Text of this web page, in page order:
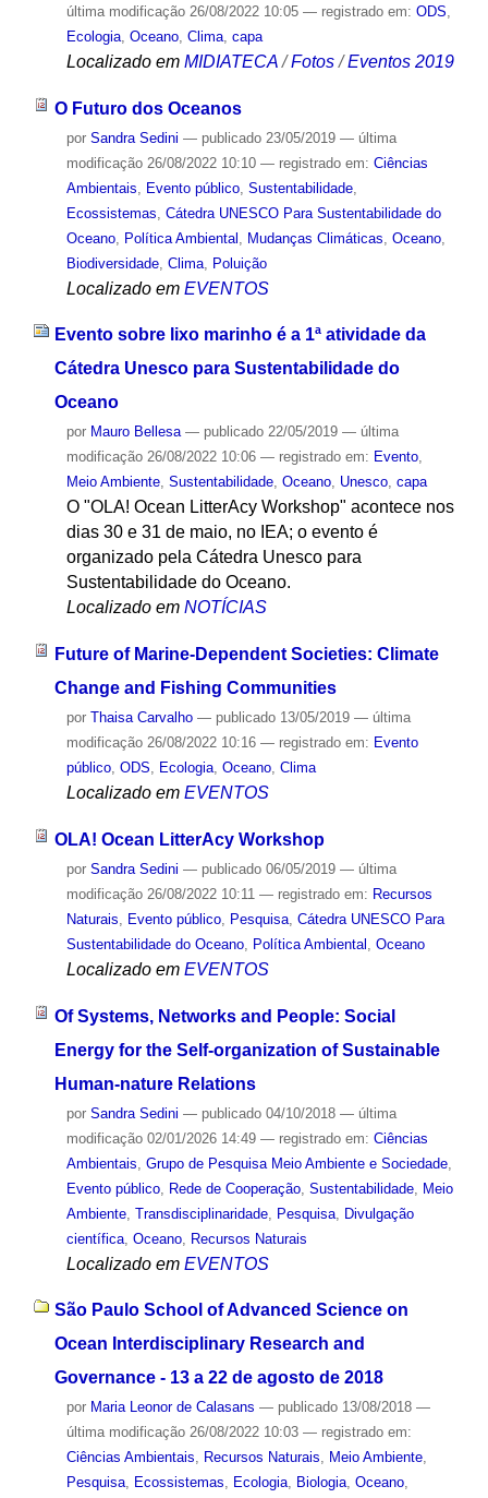
última modificação26/08/2022 10:05 — registrado em: ODS,
Ecologia, Oceano, Clima, capa
Localizado em MIDIATECA /Fotos /Eventos 2019
O Futuro dos Oceanos
por Sandra Sedini — publicado23/05/2019 — última
modificação26/08/2022 10:10 — registrado em: Ciências
Ambientais
Evento público, Sustentabilidade,
Ecossistemas Cátedra UNESCO Para Sustentabilidade do
Oceano, Política Ambiental Mudanças Climáticas Oceano,
Biodiversidade, Clima, Poluição
Localizado em EVENTOS
Evento sobre lixo marinho é a 1ª atividade da
Cátedra Unesco para Sustentabilidade do
Oceano
por Mauro Bellesa — publicado22/05/2019 — última
modificação26/08/2022 10:06 — registrado em: Evento,
Meio Ambiente, Sustentabilidade, Oceano, Unesco, capa
O "OLA! Ocean LitterAcy Workshop" acontece nos
dias 30 e 31 de maio, no IEA; o evento é
organizado pela Cátedra Unesco para
Sustentabilidade do Oceano.
Localizado em NOTÍCIAS
Future of Marine-Dependent Societies: Climate
Change and Fishing Communities
por Thaisa Carvalho — publicado13/05/2019 — última
modificação26/08/2022 10:16 — registrado em: Evento
público, ODS, Ecologia, Oceano, Clima
Localizado em EVENTOS
OLA! Ocean LitterAcy Workshop
por Sandra Sedini — publicado06/05/2019 — última
modificação26/08/2022 10:11 — registrado em: Recursos
Naturais
Evento público, Pesquisa, Cátedra UNESCO Para
Sustentabilidade do Oceano, Política Ambiental Oceano
Localizado em EVENTOS
Of Systems, Networks and People: Social
Energy for the Self-organization of Sustainable
Human-nature Relations
por Sandra Sedini — publicado04/10/2018 — última
modificação02/01/2026 14:49 — registrado em: Ciências
Ambientais Grupo de Pesquisa Meio Ambiente e Sociedade,
Evento público, Rede de Cooperação, Sustentabilidade, Meio
Ambiente, Transdisciplinaridade, Pesquisa, Divulgação
científica, Oceano, Recursos Naturais
Localizado em EVENTOS
São Paulo School of Advanced Science on
Ocean Interdisciplinary Research and
Governance - 13 a 22 de agosto de 2018
por Maria Leonor de Calasans — publicado13/08/2018 —
última modificação26/08/2022 10:03 — registrado em:
Ciências Ambientais, Recursos Naturais, Meio Ambiente,
Pesquisa, Ecossistemas, Ecologia, Biologia, Oceano,